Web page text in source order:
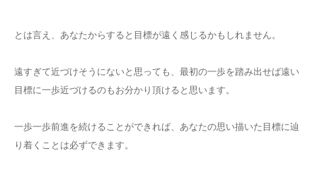
とは言え、あなたからすると目標が遠く感じるかもしれません。
遠すぎて近づけそうにないと思っても、最初の一歩を踏み出せば遠い
目標に一歩近づけるのもお分かり頂けると思います。
一歩一歩前進を続けることができれば、あなたの思い描いた目標に辿
り着くことは必ずできます。